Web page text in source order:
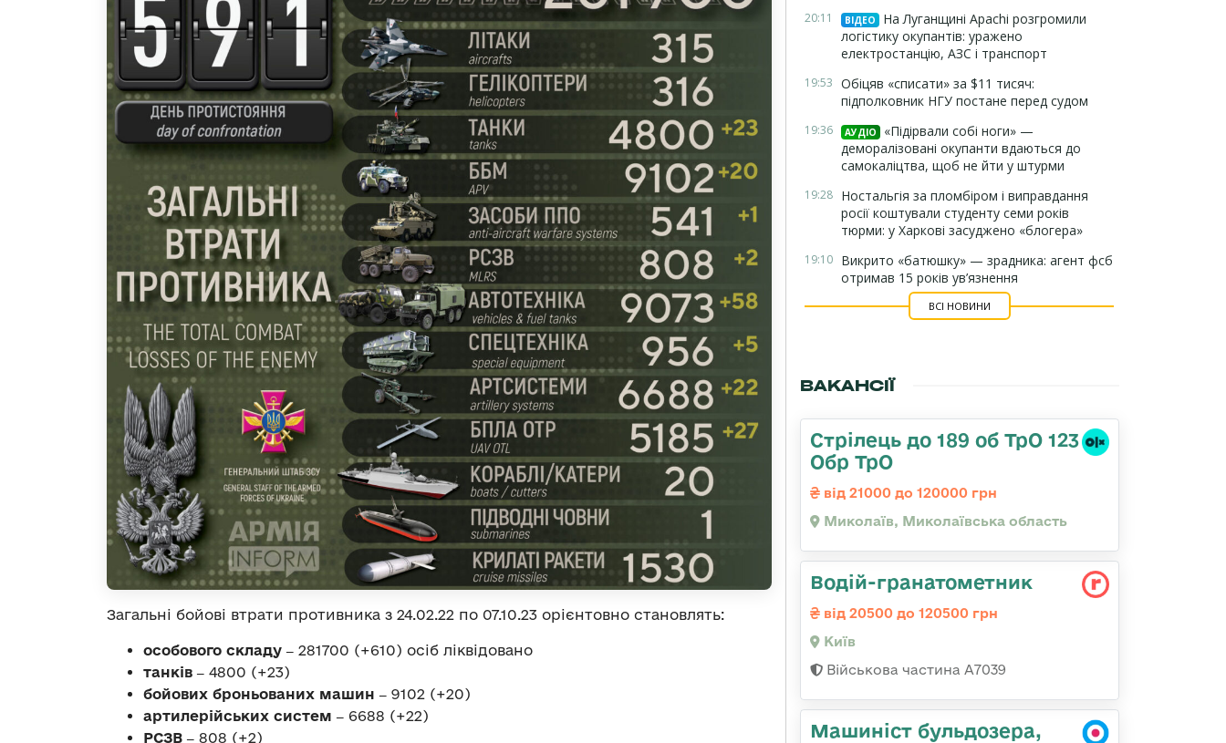
Загальні бойові втрати противника з 24.02.22 по 07.10.23 орієнтовно становлять:
особового складу‒ 281700 (+610) осіб ліквідовано
танків‒ 4800 (+23)
бойових броньованих машин‒ 9102 (+20)
артилерійських систем‒ 6688 (+22)
РСЗВ‒ 808 (+2)
20:11 ВІДЕО
На Луганщині Apachi розгромили
логістику окупантів: уражено
електростанцію, АЗС і транспорт
19:53 Обіцяв «списати» за $11 тисяч:
підполковник НГУ постане перед судом
19:36 АУДІО
«Підірвали собі ноги» —
деморалізовані окупанти вдаються до
самокаліцтва, щоб не йти у штурми
19:28 Ностальгія за пломбіром і виправдання
росії коштували студенту семи років
тюрми: у Харкові засуджено «блогера»
19:10 Викрито «батюшку» — зрадника: агент фсб
отримав 15 років ув’язнення
ВСІ НОВИНИ
ВАКАНСІЇ
Стрілець до 189 об ТрО 123
Обр ТрО
від 21000 до 120000 грн
Миколаїв, Миколаївська область
Водій-гранатометник
від 20500 до 120500 грн
Київ
Військова частина А7039
Машиніст бульдозера,